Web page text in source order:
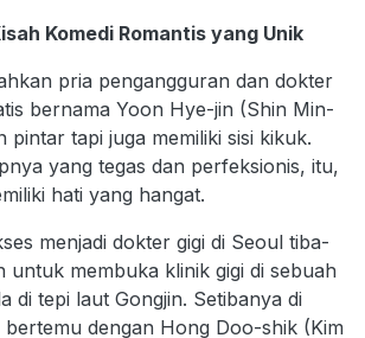
Komedi Romantis yang Unik
pria pengangguran dan dokter
bernama Yoon Hye-jin (Shin Min-
pintar tapi juga memiliki sisi kikuk.
yang tegas dan perfeksionis, itu,
hati yang hangat.
menjadi dokter gigi di Seoul tiba-
untuk membuka klinik gigi di sebuah
di tepi laut Gongjin. Setibanya di
bertemu dengan Hong Doo-shik (Kim